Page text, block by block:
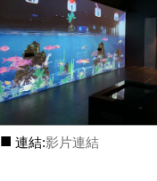
■ 連結:影片連結